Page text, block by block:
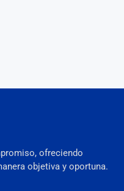
ofreciendo
objetiva y oportuna.